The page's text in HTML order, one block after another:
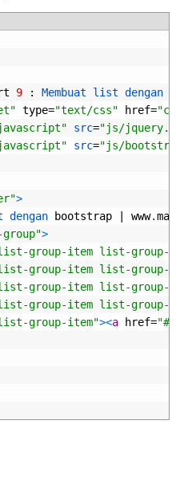
9 : Membuat list dengan
type="text/css" href=
src="js/
src="js/
>
dengan bootstrap www.
>
group-item list-group-
group-item list-group-
group-item list-group-
group-item list-group-
group-item"><a href="#"